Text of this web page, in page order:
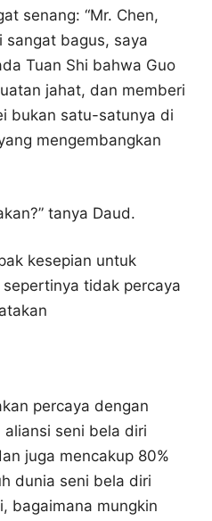
senang: “Mr. Chen,
sangat bagus, saya
Tuan Shi bahwa Guo
jahat, dan memberi
bukan satu-satunya di
mengembangkan
tanya Daud.
kesepian untuk
tidak percaya
percaya dengan
aliansi seni bela diri
juga mencakup 80%
dunia seni bela diri
bagaimana mungkin